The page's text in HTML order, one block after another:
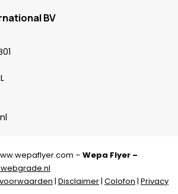
BV
– Wepa Flyer –
| Disclaimer| Colofon | Privacy